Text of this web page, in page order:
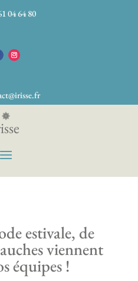
04 64 80
estivale, de
viennent
équipes !